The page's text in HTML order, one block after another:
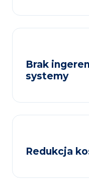
Brak
systemy
Redukcja